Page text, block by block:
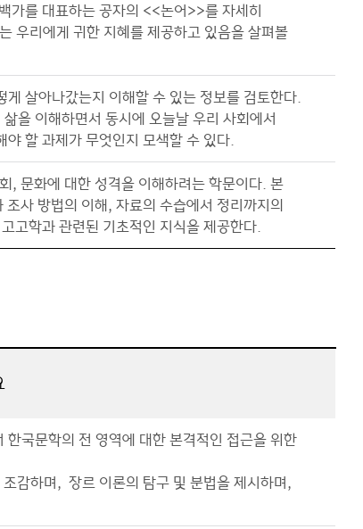
를 대표하는 공자의 <<논어>>를 자세히
우리에게 귀한 지혜를 제공하고 있음을 살펴볼
살아나갔는지 이해할 수 있는 정보를 검토한다.
을 이해하면서 동시에 오늘날 우리 사회에서
할 과제가 무엇인지 모색할 수 있다.
, 문화에 대한 성격을 이해하려는 학문이다. 본
사 방법의 이해, 자료의 수습에서 정리까지의
고학과 관련된 기초적인 지식을 제공한다.
국문학의 전 영역에 대한 본격적인 접근을 위한
감하며, 장르 이론의 탐구 및 분법을 제시하며,